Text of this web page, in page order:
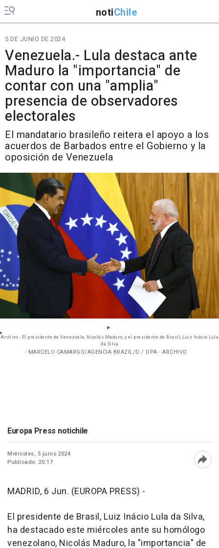
notiChile
5 DE JUNIO DE 2024
Venezuela.- Lula destaca ante
Maduro la "importancia" de
contar con una "amplia"
presencia de observadores
electorales
El mandatario brasileño reitera el apoyo a los
acuerdos de Barbados entre el Gobierno y la
oposición de Venezuela
Archivo - El presidente de Venezuela, Nicolás Maduro, y el presidente de Brasil, Luiz Inácio Lula
da Silva
- MARCELO CAMARGO/AGENCIA BRAZIL/D / DPA - ARCHIVO
Europa Press notichile
Miércoles, 5 junio 2024
Publicado: 20:17
MADRID, 6 Jun. (EUROPA PRESS) -
El presidente de Brasil, Luiz Inácio Lula da Silva,
ha destacado este miércoles ante su homólogo
venezolano, Nicolás Maduro, la "importancia" de